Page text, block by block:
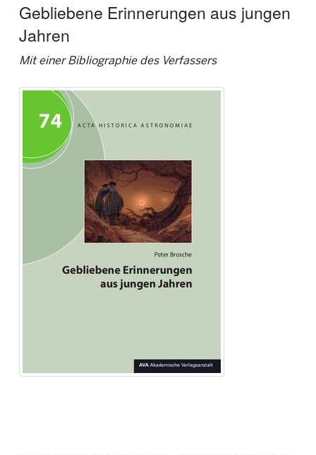
Gebliebene Erinnerungen aus jungen
Jahren
Mit einer Bibliographie des Verfassers